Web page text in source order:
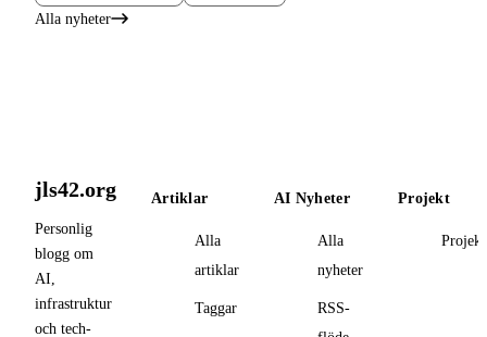
Alla nyheter
jls42.org
Personlig
blogg om
AI,
infrastruktur
och tech-
Artiklar
Alla
artiklar
Taggar
AI Nyheter
Alla
nyheter
RSS-
Projekt
Projekt